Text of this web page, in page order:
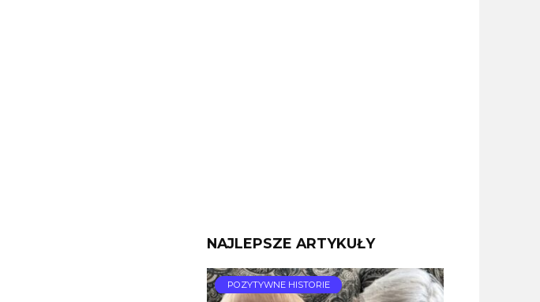
NAJLEPSZE ARTYKUŁY
POZYTYWNE HISTORIE